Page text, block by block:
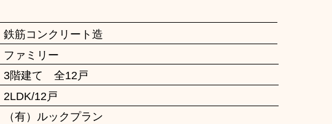
鉄筋コンクリート造
ファミリー
3階建て 全12戸
2LDK/12戸
（有）ルックプラン